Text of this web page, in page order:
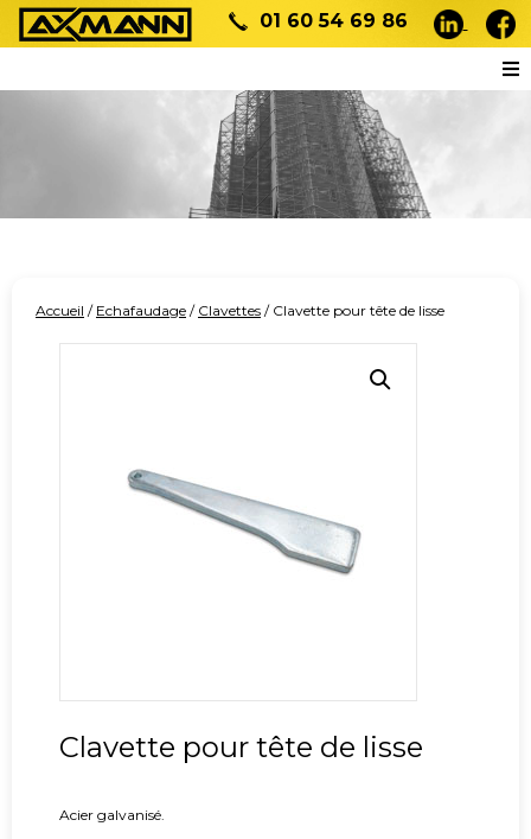
01 60 54 69 86
Accueil / Echafaudage / Clavettes / Clavette pour tête de lisse
Clavette pour tête de lisse
Acier galvanisé.